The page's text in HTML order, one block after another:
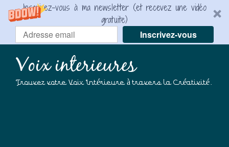
Inscrivez-vous à ma newsletter (et recevez une vidéo
gratuite)
Inscrivez-vous
Voix interieures
Trouvez votre Voix Intérieure à travers la Créativité.